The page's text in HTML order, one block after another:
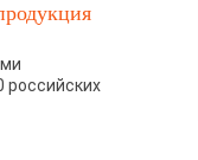
российских